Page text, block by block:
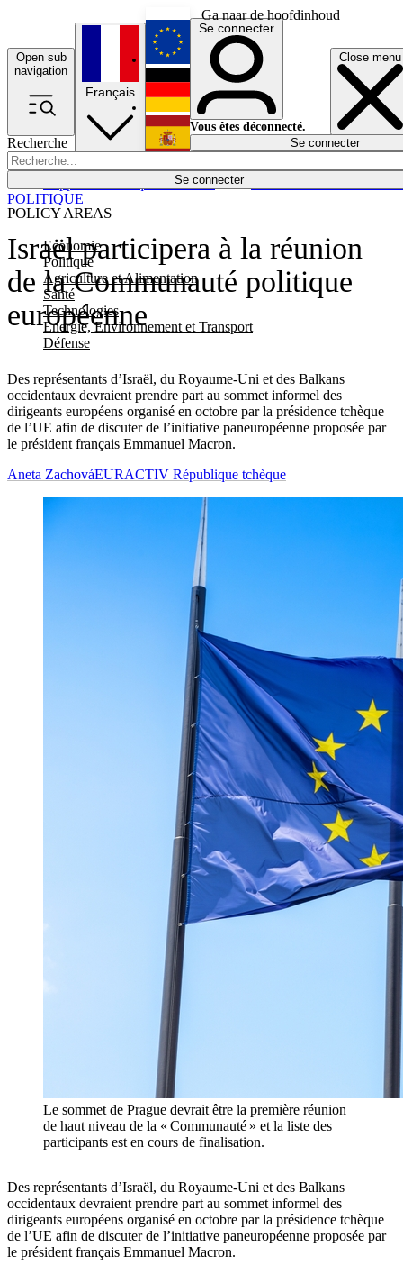
Ga naar de hoofdinhoud
Open sub
navigation
Close menu
Recherche
Se connecter
POLICY AREAS
Economie
Politique
Agriculture et Alimentation
Santé
Technologies
Energie, Environnement et Transport
Défense
Économie
Français
English
Deutsch
Español
Se connecter
Vous êtes déconnecté.
Se connecter
Israël participera à la réunion
de la Communauté politique
européenne
Des représentants d’Israël, du Royaume-Uni et des Balkans
occidentaux devraient prendre part au sommet informel des
dirigeants européens organisé en octobre par la présidence tchèque
de l’UE afin de discuter de l’initiative paneuropéenne proposée par
le président français Emmanuel Macron.
POLITIQUE
Aneta ZachováEURACTIV République tchèque
Le sommet de Prague devrait être la première réunion
de haut niveau de la « Communauté » et la liste des
participants est en cours de finalisation.
Des représentants d’Israël, du Royaume-Uni et des Balkans
occidentaux devraient prendre part au sommet informel des
dirigeants européens organisé en octobre par la présidence tchèque
de l’UE afin de discuter de l’initiative paneuropéenne proposée par
le président français Emmanuel Macron.